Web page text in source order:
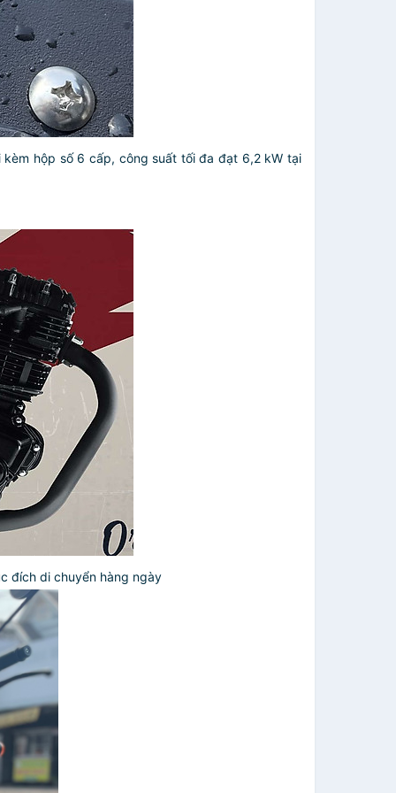
hộp số 6 cấp, công suất tối đa đạt 6,2 kW tại
đích di chuyển hàng ngày